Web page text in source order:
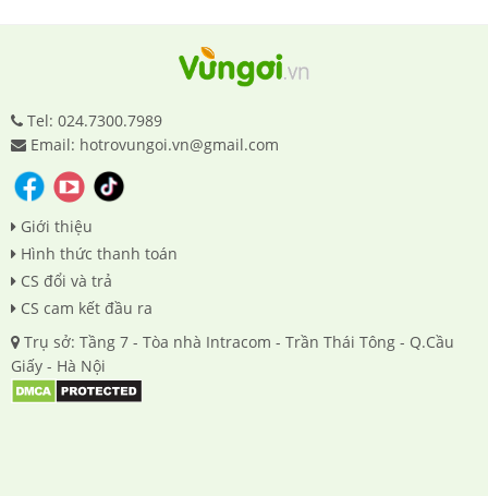
Tel: 024.7300.7989
Email: hotrovungoi.vn@gmail.com
Giới thiệu
Hình thức thanh toán
CS đổi và trả
CS cam kết đầu ra
Trụ sở: Tầng 7 - Tòa nhà Intracom - Trần Thái Tông - Q.Cầu
Giấy - Hà Nội